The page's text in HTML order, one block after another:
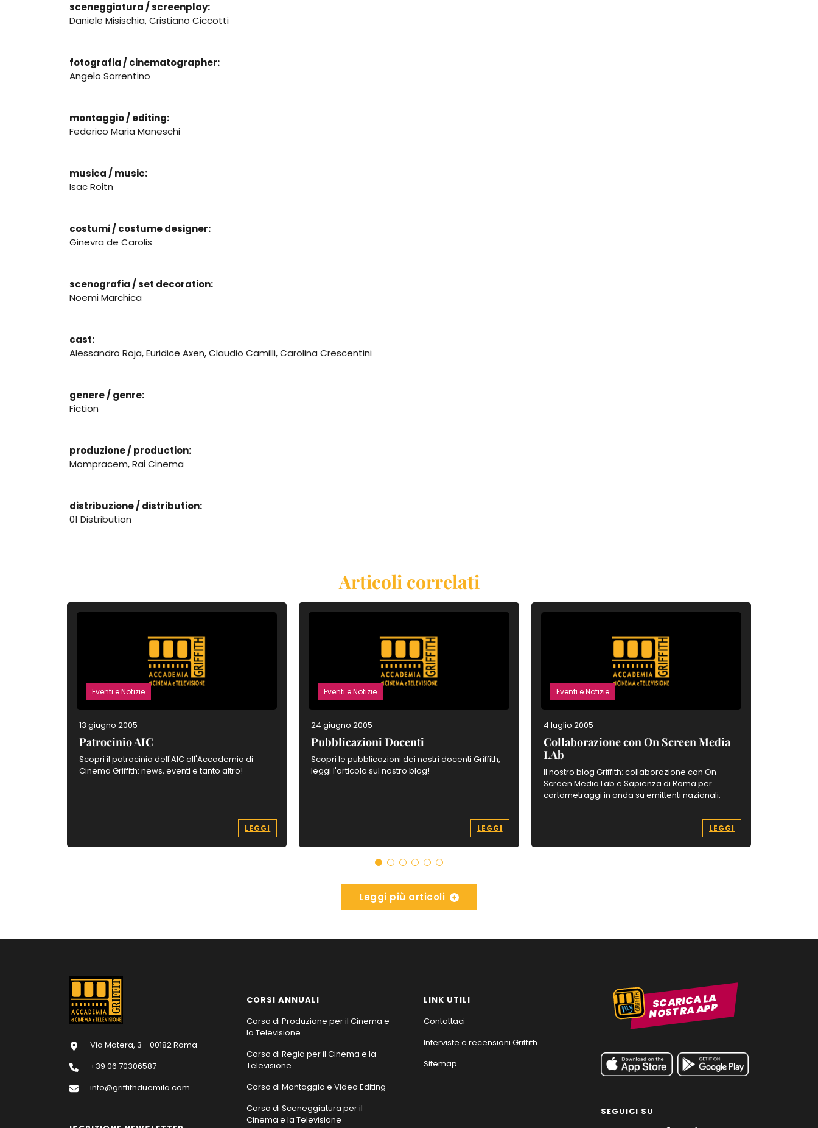
sceneggiatura / screenplay:
Daniele Misischia, Cristiano Ciccotti
fotografia / cinematographer:
Angelo Sorrentino
montaggio / editing:
Federico Maria Maneschi
musica / music:
Isac Roitn
costumi / costume designer:
Ginevra de Carolis
scenografia / set decoration:
Noemi Marchica
cast:
Alessandro Roja, Euridice Axen, Claudio Camilli, Carolina Crescentini
genere / genre:
Fiction
produzione / production:
Mompracem, Rai Cinema
distribuzione / distribution:
01 Distribution
Articoli correlati
Eventi e Notizie
13 giugno 2005
Patrocinio AIC
Scopri il patrocinio dell'AIC all'Accademia di
Cinema Griffith: news, eventi e tanto altro!
LEGGI
Eventi e Notizie
24 giugno 2005
Pubblicazioni Docenti
Scopri le pubblicazioni dei nostri docenti Griffith,
leggi l'articolo sul nostro blog!
LEGGI
Eventi e Notizie
4 luglio 2005
Collaborazione con On Screen Media
LAb
Il nostro blog Griffith: collaborazione con On-
Screen Media Lab e Sapienza di Roma per
cortometraggi in onda su emittenti nazionali.
LEGGI
Leggi più articoli
Via Matera, 3 - 00182 Roma
+39 06 70306587
info@griffithduemila.com
CORSI ANNUALI
Corso di Produzione per il Cinema e
la Televisione
Corso di Regia per il Cinema e la
Televisione
Corso di Montaggio e Video Editing
Corso di Sceneggiatura per il
Cinema e la Televisione
LINK UTILI
Contattaci
Interviste e recensioni Griffith
Sitemap
SCARICA LA
NOSTRA APP
SEGUICI SU